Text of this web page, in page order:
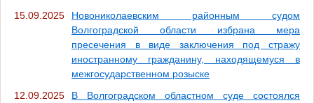
15.09.2025
Новониколаевским районным судом
Волгоградской области избрана мера
пресечения в виде заключения под стражу
иностранному гражданину, находящемуся в
межгосударственном розыске
12.09.2025
В Волгоградском областном суде состоялся